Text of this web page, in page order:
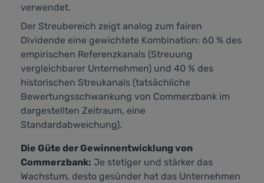
verwendet.
Der Streubereich zeigt analog zum fairen
Dividende eine gewichtete Kombination: 60 % des
empirischen Referenzkanals (Streuung
vergleichbarer Unternehmen) und 40 % des
historischen Streukanals (tatsächliche
Bewertungsschwankung von Commerzbank im
dargestellten Zeitraum, eine
Standardabweichung).
Die Güte der Gewinnentwicklung von
Commerzbank: Je stetiger und stärker das
Wachstum, desto gesünder hat das Unternehmen